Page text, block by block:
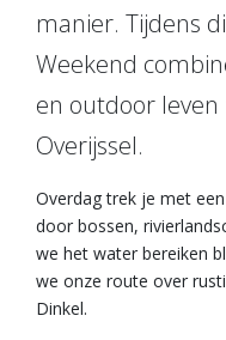
manier. Tijdens
Weekend
en outdoor
Overijssel.
Overdag trek je met
door bossen,
we het water bereiken
we onze route over
Dinkel.